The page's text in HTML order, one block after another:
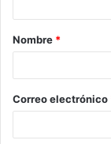
a
r
*
Nombre *
Correo electrónico